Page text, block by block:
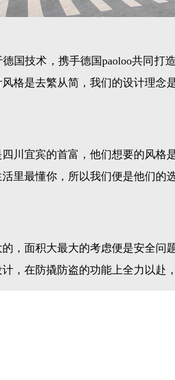
国技术，携手德国paoloo共同打
格是去繁从简，我们的设计理念